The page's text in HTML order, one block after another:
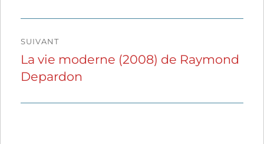
SUIVANT
Publication
suivante :
La vie moderne (2008) de Raymond
Depardon